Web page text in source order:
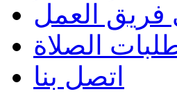
فريق العمل
الصلاة
اتصل بنا